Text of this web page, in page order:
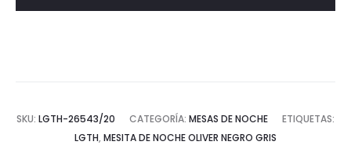
SKU: LGTH-26543/20 CATEGORÍA: MESAS DE NOCHE
ETIQUETAS:
LGTH, MESITA DE NOCHE OLIVER NEGRO GRIS